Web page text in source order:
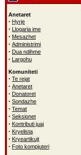
Anetaret
· Hyrje
· Llogaria ime
· Mesazhet
· Administrimi
· Dua ndihme
· Largohu
Komuniteti
· Te rejat
· Anetaret
· Donatoret
· Sondazhe
· Temat
· Seksionet
· Kontributi juaj
· Kryelista
· Kryeartikujt
· Foto kompjuteri